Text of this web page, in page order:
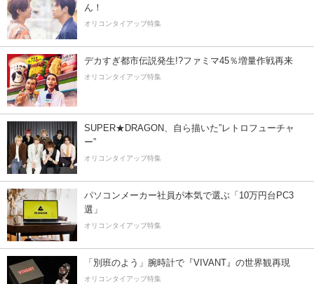
ん！
オリコンタイアップ特集
デカすぎ都市伝説発生!?ファミマ45％増量作戦再来
オリコンタイアップ特集
SUPER★DRAGON、自ら描いた”レトロフューチャ
ー”
オリコンタイアップ特集
パソコンメーカー社員が本気で選ぶ「10万円台PC3
選」
オリコンタイアップ特集
「別班のよう」腕時計で『VIVANT』の世界観再現
オリコンタイアップ特集